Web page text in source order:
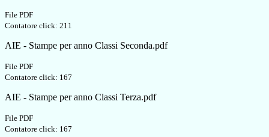
File PDF
Contatore click: 211
AIE - Stampe per anno Classi Seconda.pdf
File PDF
Contatore click: 167
AIE - Stampe per anno Classi Terza.pdf
File PDF
Contatore click: 167